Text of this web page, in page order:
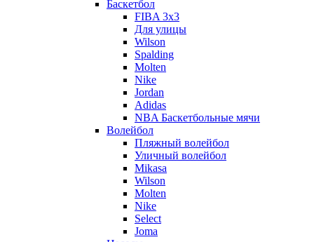
Баскетбол
FIBA 3x3
Для улицы
Wilson
Spalding
Molten
Nike
Jordan
Adidas
NBA Баскетбольные мячи
Волейбол
Пляжный волейбол
Уличный волейбол
Mikasa
Wilson
Molten
Nike
Select
Joma